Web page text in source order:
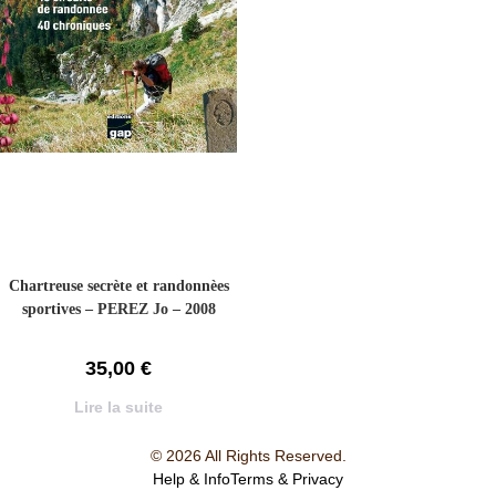
Chartreuse secrète et randonnèes
sportives – PEREZ Jo – 2008
35,00 €
Lire la suite
© 2026 All Rights Reserved.
Help & InfoTerms & Privacy